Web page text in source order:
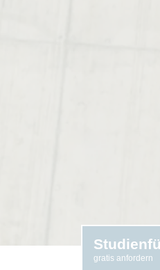
gratis anfordern